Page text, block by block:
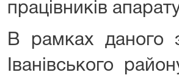
працівників
В рамках даного
Іванівського